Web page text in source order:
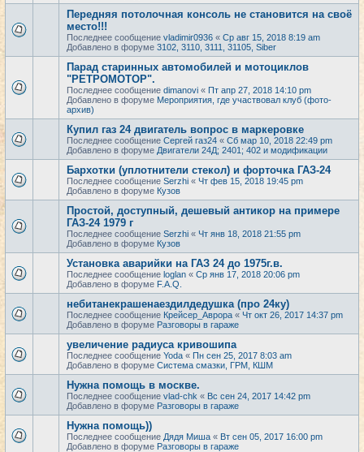
Передняя потолочная консоль не становится на своё
место!!!
Последнее сообщение vladimir0936 « Ср авг 15, 2018 8:19 am
Добавлено в форуме 3102, 3110, 3111, 31105, Siber
Парад старинных автомобилей и мотоциклов
"РЕТРОМОТОР".
Последнее сообщение dimanovi « Пт апр 27, 2018 14:10 pm
Добавлено в форуме Мероприятия, где участвовал клуб (фото-
архив)
Купил газ 24 двигатель вопрос в маркеровке
Последнее сообщение Сергей газ24 « Сб мар 10, 2018 22:49 pm
Добавлено в форуме Двигатели 24Д; 2401; 402 и модификации
Бархотки (уплотнители стекол) и форточка ГАЗ-24
Последнее сообщение Serzhi « Чт фев 15, 2018 19:45 pm
Добавлено в форуме Кузов
Простой, доступный, дешевый антикор на примере
ГАЗ-24 1979 г
Последнее сообщение Serzhi « Чт янв 18, 2018 21:55 pm
Добавлено в форуме Кузов
Установка аварийки на ГАЗ 24 до 1975г.в.
Последнее сообщение loglan « Ср янв 17, 2018 20:06 pm
Добавлено в форуме F.A.Q.
небитанекрашенаездилдедушка (про 24ку)
Последнее сообщение Крейсер_Аврора « Чт окт 26, 2017 14:37 pm
Добавлено в форуме Разговоры в гараже
увеличение радиуса кривошипа
Последнее сообщение Yoda « Пн сен 25, 2017 8:03 am
Добавлено в форуме Система смазки, ГРМ, КШМ
Нужна помощь в москве.
Последнее сообщение vlad-chk « Вс сен 24, 2017 14:42 pm
Добавлено в форуме Разговоры в гараже
Нужна помощь))
Последнее сообщение Дядя Миша « Вт сен 05, 2017 16:00 pm
Добавлено в форуме Разговоры в гараже